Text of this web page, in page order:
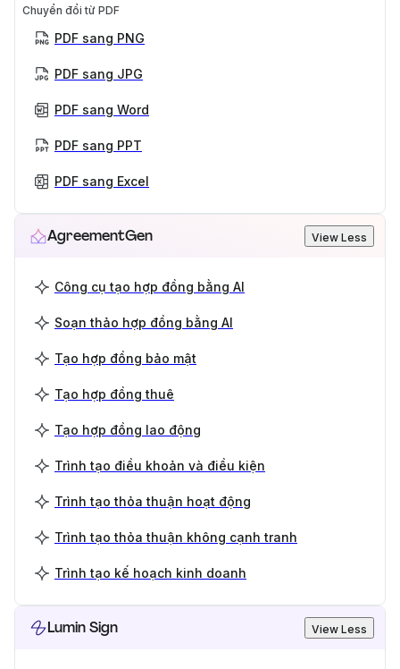
Chuyển đổi từ PDF
PDF sang PNG
PDF sang JPG
PDF sang Word
PDF sang PPT
PDF sang Excel
AgreementGen View Less
Công cụ tạo hợp đồng bằng AI
Soạn thảo hợp đồng bằng AI
Tạo hợp đồng bảo mật
Tạo hợp đồng thuê
Tạo hợp đồng lao động
Trình tạo điều khoản và điều kiện
Trình tạo thỏa thuận hoạt động
Trình tạo thỏa thuận không cạnh tranh
Trình tạo kế hoạch kinh doanh
Lumin Sign View Less